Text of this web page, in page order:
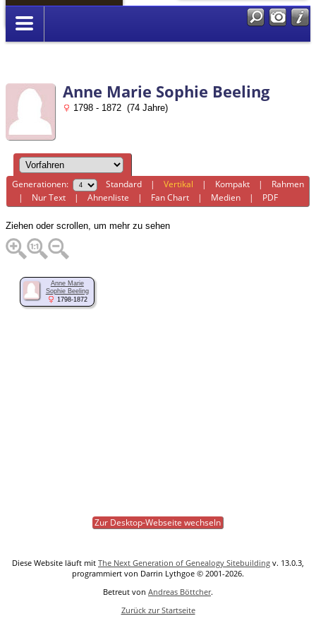
Anmelden
Anne Marie Sophie Beeling
1798 - 1872 (74 Jahre)
Generationen: Standard |Vertikal | Kompakt | Rahmen
| Nur Text |Ahnenliste | Fan Chart | Medien | PDF
Ziehen oder scrollen, um mehr zu sehen
Anne Marie
Sophie Beeling
1798-1872
Zur Desktop-Webseite wechseln
Diese Website läuft mit The Next Generation of Genealogy Sitebuilding v. 13.0.3,
programmiert von Darrin Lythgoe © 2001-2026.
Betreut von Andreas Böttcher.
Zurück zur Startseite